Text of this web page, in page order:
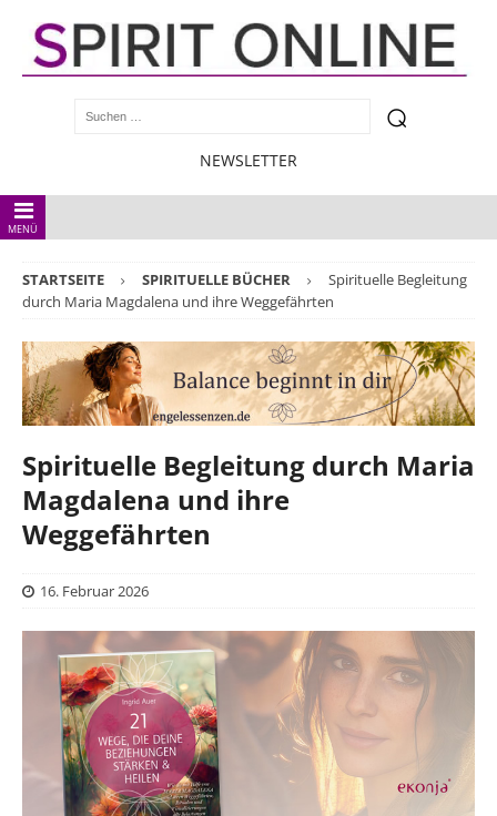
NEWSLETTER
MENÜ
STARTSEITE SPIRITUELLE BÜCHER
Spirituelle Begleitung
durch Maria Magdalena und ihre Weggefährten
Spirituelle Begleitung durch Maria
Magdalena und ihre
Weggefährten
16. Februar 2026